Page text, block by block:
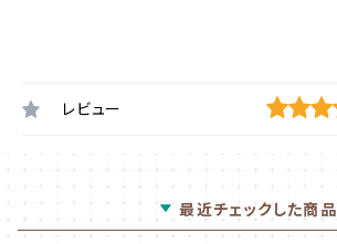
レビュー
最近チェックした商品